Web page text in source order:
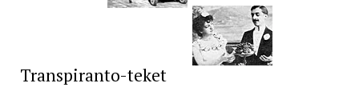
Transpiranto-teket